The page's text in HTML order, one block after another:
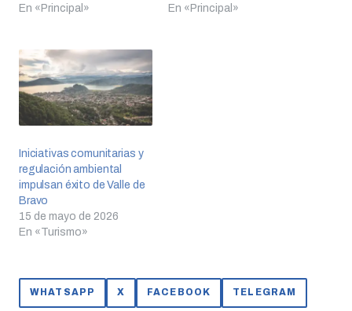
En «Principal»
En «Principal»
Iniciativas comunitarias y
regulación ambiental
impulsan éxito de Valle de
Bravo
15 de mayo de 2026
En «Turismo»
WHATSAPP X FACEBOOK TELEGRAM